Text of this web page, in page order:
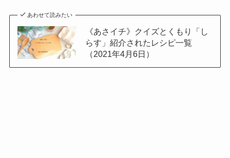
あわせて読みたい
《あさイチ》クイズとくもり「し
らす」紹介されたレシピ一覧
（2021年4月6日）